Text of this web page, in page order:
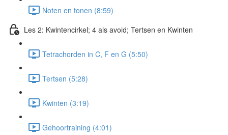
Noten en tonen (8:59)
Les 2: Kwintencirkel; 4 als avoid; Tertsen en Kwinten
Tetrachorden in C, F en G (5:50)
Tertsen (5:28)
Kwinten (3:19)
Gehoortraining (4:01)